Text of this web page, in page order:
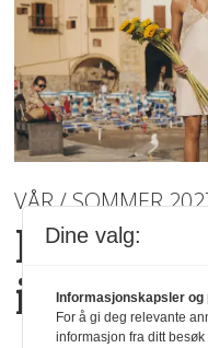
VÅR / SOMMER
italiensk
Dine valg:
Informasjonskapsler
For å gi deg relevante
informasjon fra ditt